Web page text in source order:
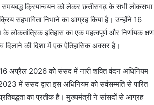
समयबद्ध क्रियान्वयन को लेकर छत्तीसगढ़ के सभी लोकसभा
सहभागिता निभाने का आग्रह किया है। उन्होंने 16
इतिहास का एक महत्वपूर्ण और निर्णायक क्षण
दिलाने की दिशा में एक ऐतिहासिक अवसर है।
अप्रैल 2026 को संसद में नारी शक्ति वंदन अधिनियम
में संसद द्वारा इस अधिनियम को सर्वसम्मति से पारित
का प्रतीक है। मुख्यमंत्री ने सांसदों से आग्रह